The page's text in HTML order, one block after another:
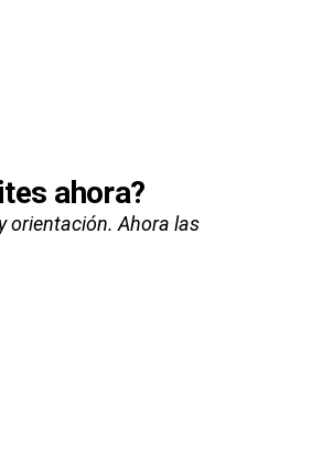
ahora?
orientación. Ahora las